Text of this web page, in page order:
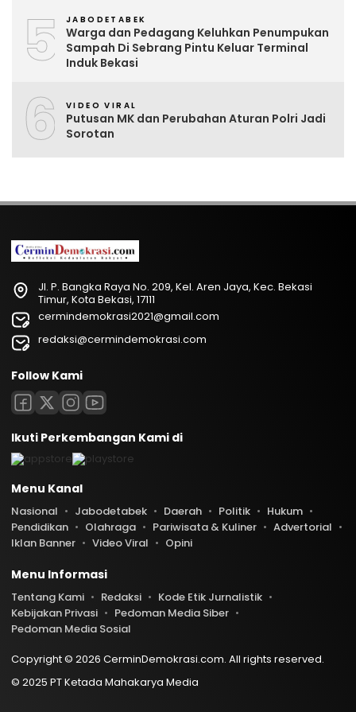
5 JABODETABEK
Warga dan Pedagang Keluhkan Penumpukan
Sampah Di Sebrang Pintu Keluar Terminal
Induk Bekasi
6 VIDEO VIRAL
Putusan MK dan Perubahan Aturan Polri Jadi
Sorotan
Jl. P. Bangka Raya No. 209, Kel. Aren Jaya, Kec. Bekasi
Timur, Kota Bekasi, 17111
cermindemokrasi2021@gmail.com
redaksi@cermindemokrasi.com
Follow Kami
Ikuti Perkembangan Kami di
Menu Kanal
Nasional Jabodetabek Daerah Politik
Hukum
Pendidikan
Olahraga Pariwisata & Kuliner
Advertorial
Iklan Banner
Video Viral Opini
Menu Informasi
Tentang Kami Redaksi
Kode Etik Jurnalistik
Kebijakan Privasi
Pedoman Media Siber
Pedoman Media Sosial
Copyright © 2026 CerminDemokrasi.com. All rights reserved.
© 2025 PT Ketada Mahakarya Media